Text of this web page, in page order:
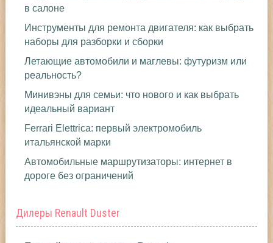
в салоне
Инструменты для ремонта двигателя: как выбрать
наборы для разборки и сборки
Летающие автомобили и маглевы: футуризм или
реальность?
Минивэны для семьи: что нового и как выбрать
идеальный вариант
Ferrari Elettrica: первый электромобиль
итальянской марки
Автомобильные маршрутизаторы: интернет в
дороге без ограничений
Дилеры Renault Duster